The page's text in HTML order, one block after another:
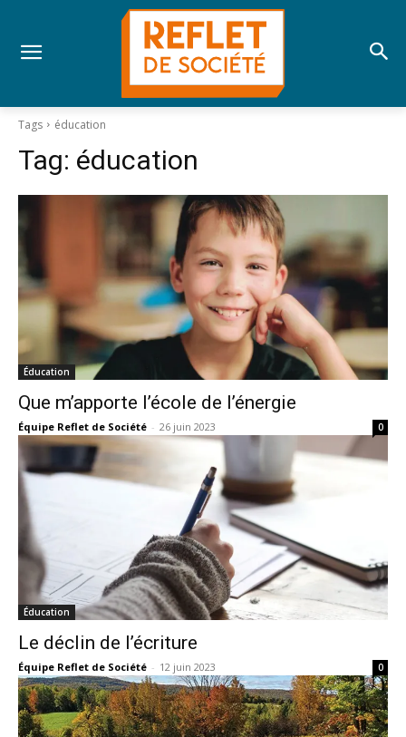
Tags éducation
Tag: éducation
Éducation
Que m’apporte l’école de l’énergie
Équipe Reflet de Société - 26 juin 2023 0
Éducation
Le déclin de l’écriture
Équipe Reflet de Société - 12 juin 2023 0